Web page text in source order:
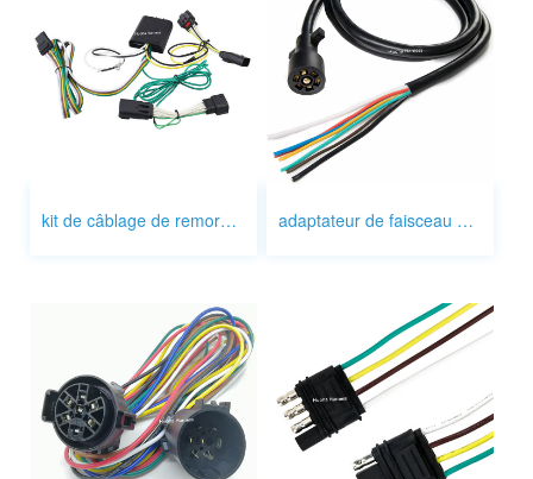
kit de câblage de remorque adaptateur de faisceau de câbles de remorque